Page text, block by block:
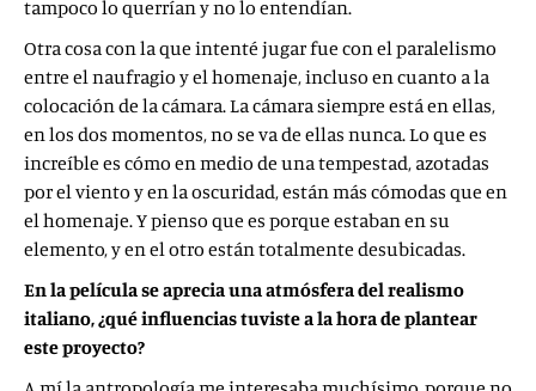
tampoco lo querrían y no lo entendían.
Otra cosa con la que intenté jugar fue con el paralelismo
entre el naufragio y el homenaje, incluso en cuanto a la
colocación de la cámara. La cámara siempre está en ellas,
en los dos momentos, no se va de ellas nunca. Lo que es
increíble es cómo en medio de una tempestad, azotadas
por el viento y en la oscuridad, están más cómodas que en
el homenaje. Y pienso que es porque estaban en su
elemento, y en el otro están totalmente desubicadas.
En la película se aprecia una atmósfera del realismo
italiano, ¿qué influencias tuviste a la hora de plantear
este proyecto?